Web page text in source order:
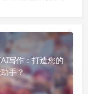
写作：打造您的
手？